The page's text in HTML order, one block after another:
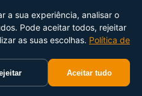
a sua experiência, analisar o
Pode aceitar todos, rejeitar
as suas escolhas. Política de
Aceitar tudo